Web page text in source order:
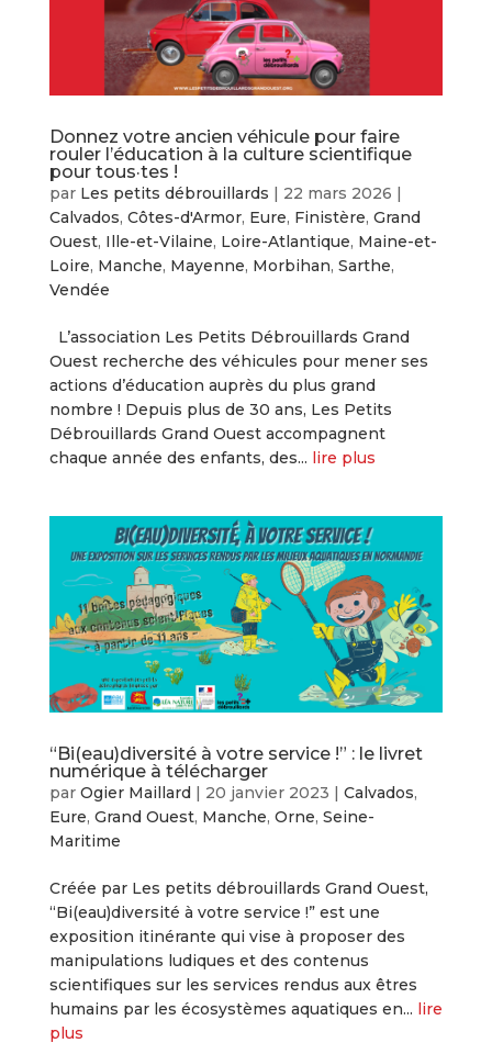
Donnez votre ancien véhicule pour faire
rouler l’éducation à la culture scientifique
pour tous·tes !
par Les petits débrouillards | 22 mars 2026 |
Calvados, Côtes-d'Armor, Eure, Finistère, Grand
Ouest, Ille-et-Vilaine, Loire-Atlantique, Maine-et-
Loire, Manche, Mayenne, Morbihan, Sarthe,
Vendée
L’association Les Petits Débrouillards Grand
Ouest recherche des véhicules pour mener ses
actions d’éducation auprès du plus grand
nombre ! Depuis plus de 30 ans, Les Petits
Débrouillards Grand Ouest accompagnent
chaque année des enfants, des... lire plus
“Bi(eau)diversité à votre service !” : le livret
numérique à télécharger
par Ogier Maillard| 20 janvier 2023 | Calvados,
Eure, Grand Ouest, Manche, Orne, Seine-
Maritime
Créée par Les petits débrouillards Grand Ouest,
“Bi(eau)diversité à votre service !” est une
exposition itinérante qui vise à proposer des
manipulations ludiques et des contenus
scientifiques sur les services rendus aux êtres
humains par les écosystèmes aquatiques en... lire
plus